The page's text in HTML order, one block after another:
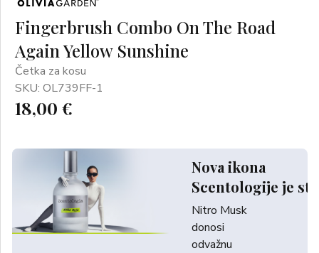
Fingerbrush Combo On The Road
Again Yellow Sunshine
Četka za kosu
SKU: OL739FF-1
18,00 €
Nova ikona
Scentologije je
Nitro Musk
donosi
odvažnu